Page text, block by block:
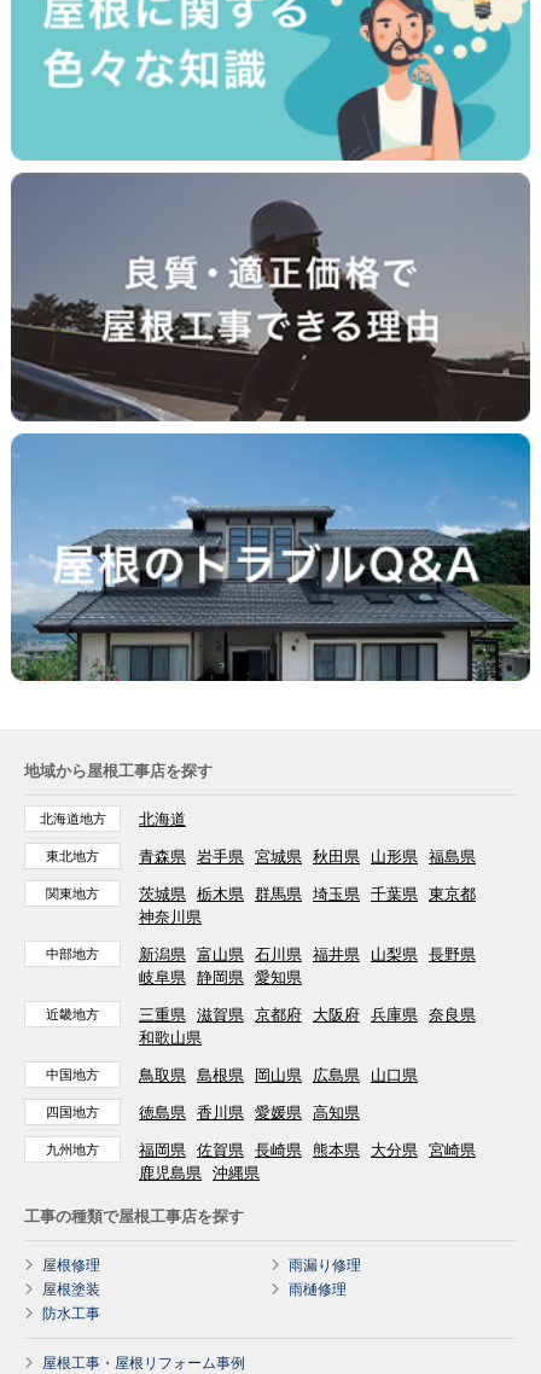
地域から屋根工事店を探す
北海道地方 北海道
東北地方 青森県 岩手県 宮城県 秋田県 山形県 福島県
関東地方 茨城県 栃木県 群馬県 埼玉県 千葉県 東京都
神奈川県
中部地方 新潟県 富山県 石川県 福井県 山梨県 長野県
岐阜県 静岡県 愛知県
近畿地方 三重県 滋賀県 京都府 大阪府 兵庫県 奈良県
和歌山県
中国地方 鳥取県 島根県 岡山県 広島県 山口県
四国地方 徳島県 香川県 愛媛県 高知県
九州地方 福岡県 佐賀県 長崎県 熊本県 大分県 宮崎県
鹿児島県 沖縄県
工事の種類で屋根工事店を探す
屋根修理
雨漏り修理
屋根塗装
雨樋修理
防水工事
屋根工事・屋根リフォーム事例